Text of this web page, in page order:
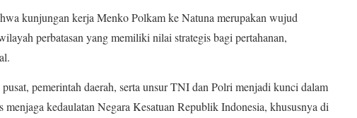
kunjungan kerja Menko Polkam ke Natuna merupakan wujud
perbatasan yang memiliki nilai strategis bagi pertahanan,
pemerintah daerah, serta unsur TNI dan Polri menjadi kunci dalam
menjaga kedaulatan Negara Kesatuan Republik Indonesia, khususnya di